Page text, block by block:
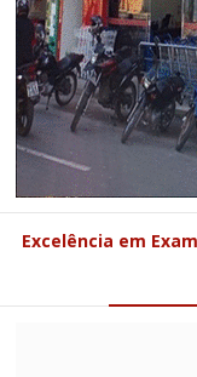
Excelência em